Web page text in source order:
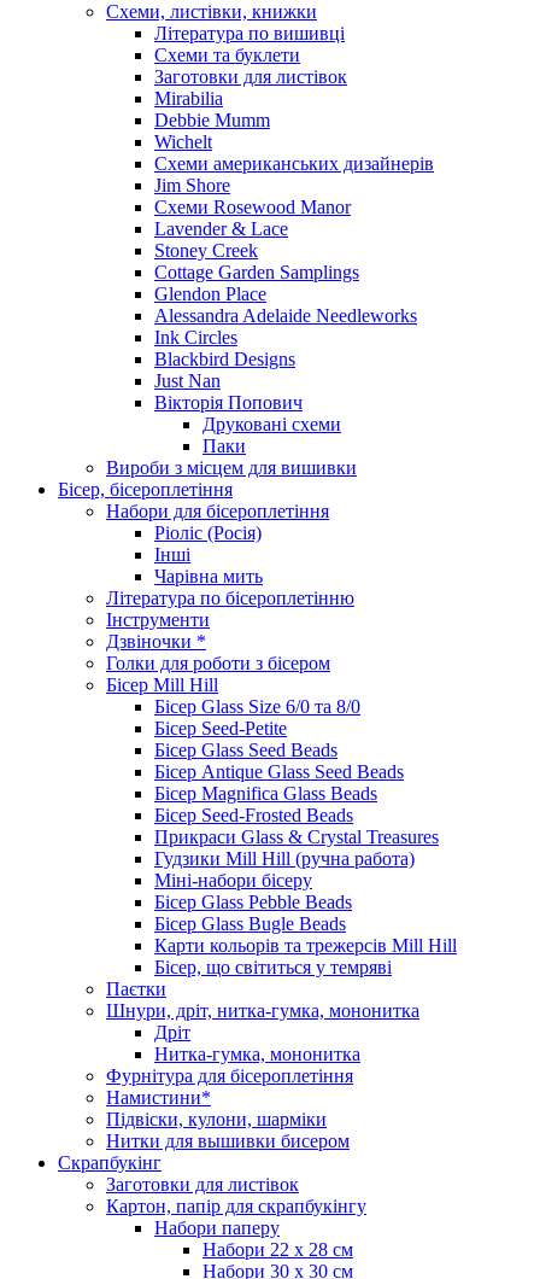
Схеми, листівки, книжки
Література по вишивці
Схеми та буклети
Заготовки для листівок
Mirabilia
Debbie Mumm
Wichelt
Схеми американських дизайнерів
Jim Shore
Cхеми Rosewood Manor
Lavender & Lace
Stoney Creek
Cottage Garden Samplings
Glendon Place
Alessandra Adelaide Needleworks
Ink Circles
Blackbird Designs
Just Nan
Вікторія Попович
Друковані схеми
Паки
Вироби з місцем для вишивки
Бісер, бісероплетіння
Набори для бісероплетіння
Ріоліс (Росія)
Інші
Чарівна мить
Література по бісероплетінню
Інструменти
Дзвіночки *
Голки для роботи з бісером
Бісер Mill Hill
Бісер Glass Size 6/0 та 8/0
Бісер Seed-Petite
Бісер Glass Seed Beads
Бісер Antique Glass Seed Beads
Бісер Magnifica Glass Beads
Бісер Seed-Frosted Beads
Прикраси Glass & Crystal Treasures
Гудзики Mill Hill (ручна работа)
Міні-набори бісеру
Бісер Glass Pebble Beads
Бісер Glass Bugle Beads
Карти кольорів та трежерсів Mill Hill
Бісер, що світиться у темряві
Паєтки
Шнури, дріт, нитка-гумка, мононитка
Дріт
Нитка-гумка, мононитка
Фурнітура для бісероплетіння
Намистини*
Підвіски, кулони, шарміки
Нитки для вышивки бисером
Скрапбукінг
Заготовки для листівок
Картон, папір для скрапбукінгу
Набори паперу
Набори 22 х 28 см
Набори 30 х 30 см